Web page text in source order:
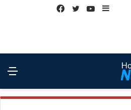
إضافة يوتيوبتويتر